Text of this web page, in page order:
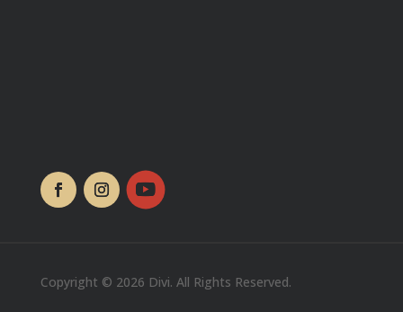
Copyright © 2026 Divi. All Rights Reserved.